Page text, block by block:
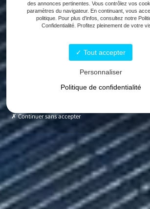
des annonces pertinentes. Vous contrôlez vos
paramètres du navigateur. En continuant, vous
politique. Pour plus d'infos, consultez notre
Confidentialité. Profitez pleinement de votre
Tout accepter
Personnaliser
Politique de confidentialité
Continuer sans accepter